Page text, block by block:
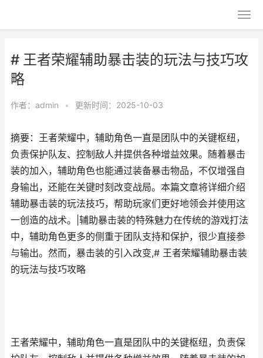
# 王者荣耀辅助暴击装的玩法与技巧攻
略
作者： admin • 更新时间：2025-10-03
摘要：王者荣耀中，辅助角色一直是团队中的关键枢纽，
负责保护队友、控制敌人并提供各种增益效果。随着暴击
装的加入，辅助角色也能通过装备暴击物品，不仅增强自
身输出，还能在关键时刻改变战局。本篇文章将详细介绍
辅助暴击装的玩法技巧，帮助玩家们更好地领会并使用这
一创造的战术。|辅助暴击装的特殊魅力在传统的游戏打法
中，辅助角色更多的侧重于团队支持和保护，很少直接参
与输出。然而，暴击装的引入改变,# 王者荣耀辅助暴击装
的玩法与技巧攻略
王者荣耀中，辅助角色一直是团队中的关键枢纽，负责保